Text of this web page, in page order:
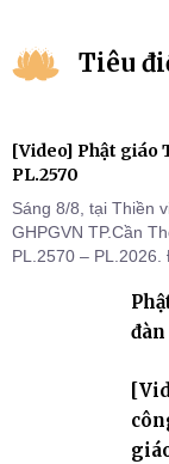
Tiêu
[Video] Phật giáo
PL.2570
Sáng 8/8, tại Thiền
GHPGVN TP.Cần
PL.2570 – PL.2026.
thứ I, thể hiện sự
Tăng tài và tiếp nối
đàn